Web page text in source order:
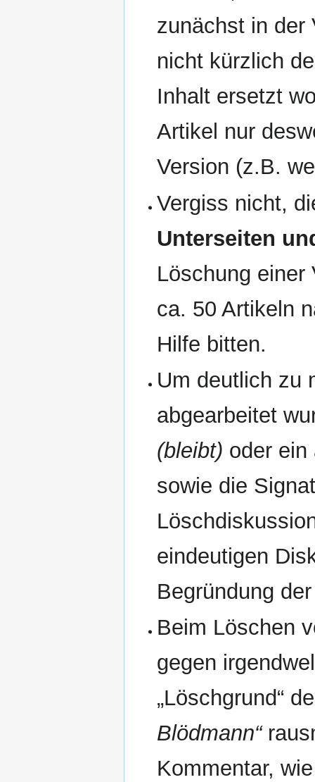
zunächst in der
nicht kürzlich
Inhalt ersetzt
Artikel nur
Version (z.B.
Vergiss nicht,
Unterseiten
Löschung einer
ca. 50 Artikeln
Hilfe bitten.
Um deutlich zu
abgearbeitet
(bleibt) oder ein
sowie die
eindeutigen
Begründung
Beim Löschen
gegen
„Löschgrund“
Blödmann“
Kommentar,